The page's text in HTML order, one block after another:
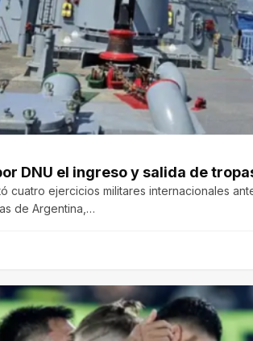
DNU el ingreso y salida de
cuatro ejercicios militares internacionales
de Argentina,…